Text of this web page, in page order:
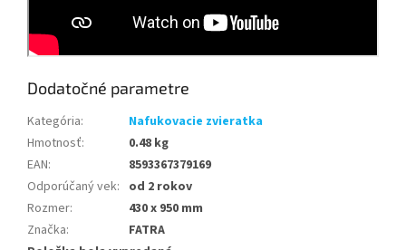
Dodatočné parametre
Kategória:
Nafukovacie zvieratka
Hmotnosť:
0.48 kg
EAN:
8593367379169
Odporúčaný vek: od 2 rokov
Rozmer:
430 x 950 mm
Značka:
FATRA